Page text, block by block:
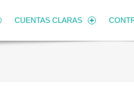
CUENTAS CLARAS